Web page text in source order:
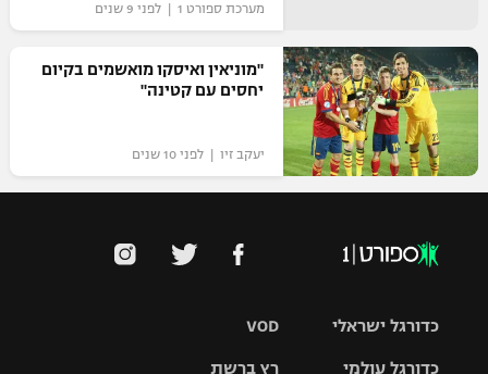
תגיות
המגזין
מערכת ספורט 1 | לפני 9 שנים
"מוניאין ואיסקו מואשמים בקיום
יחסים עם קטינה"
יעקב זיו | לפני 10 שנים
VOD
רץ ברשת
כדורגל ישראלי
כדורגל עולמי